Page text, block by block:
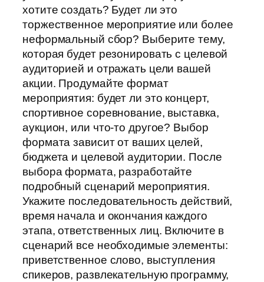
хотите создать? Будет ли это
торжественное мероприятие или более
неформальный сбор? Выберите тему,
которая будет резонировать с целевой
аудиторией и отражать цели вашей
акции. Продумайте формат
мероприятия: будет ли это концерт,
спортивное соревнование, выставка,
аукцион, или что-то другое? Выбор
формата зависит от ваших целей,
бюджета и целевой аудитории. После
выбора формата, разработайте
подробный сценарий мероприятия.
Укажите последовательность действий,
время начала и окончания каждого
этапа, ответственных лиц. Включите в
сценарий все необходимые элементы:
приветственное слово, выступления
спикеров, развлекательную программу,